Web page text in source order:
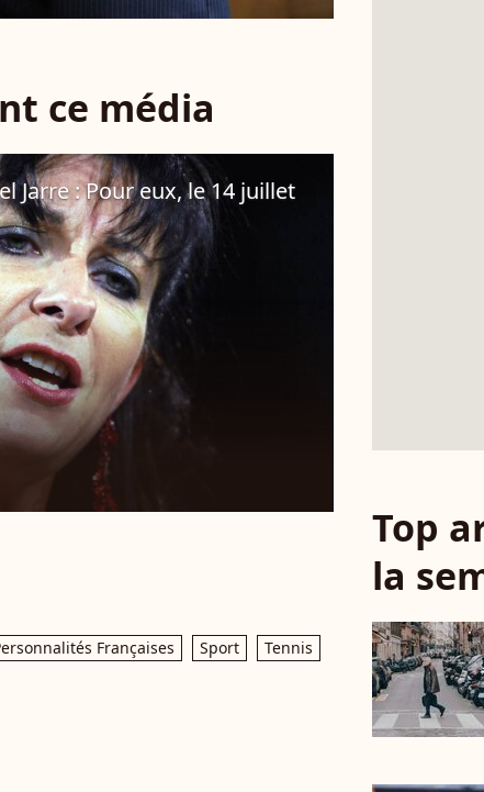
ce média
Jarre : Pour eux, le 14 juillet
Françaises Sport Tennis
Top
la